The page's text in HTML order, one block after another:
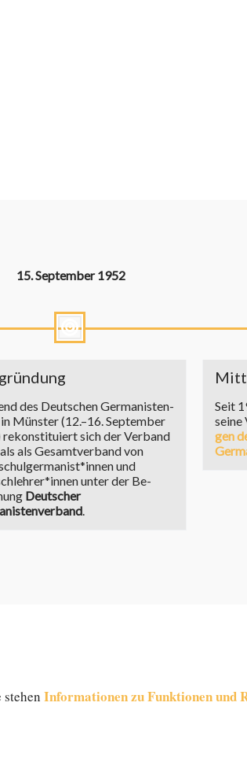
15. Sep­tem­ber 1952
des Deutschen Ger­ma­nis­ten­
Münster (12.–16. Sep­tem­ber
re­kon­sti­tu­iert sich der Verband
als Ge­samt­ver­band von
und
unter der Be­
Deutscher
.
Seit
gen
stehenIn­for­ma­tio­nen zu Funk­tio­nen und